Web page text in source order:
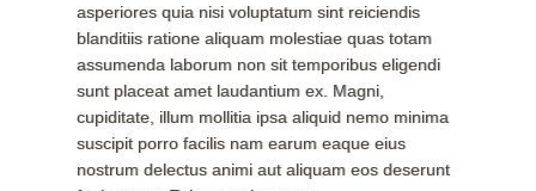
asperiores quia nisi voluptatum sint reiciendis
blanditiis ratione aliquam molestiae quas totam
assumenda laborum non sit temporibus eligendi
sunt placeat amet laudantium ex. Magni,
cupiditate, illum mollitia ipsa aliquid nemo minima
suscipit porro facilis nam earum eaque eius
nostrum delectus animi aut aliquam eos deserunt